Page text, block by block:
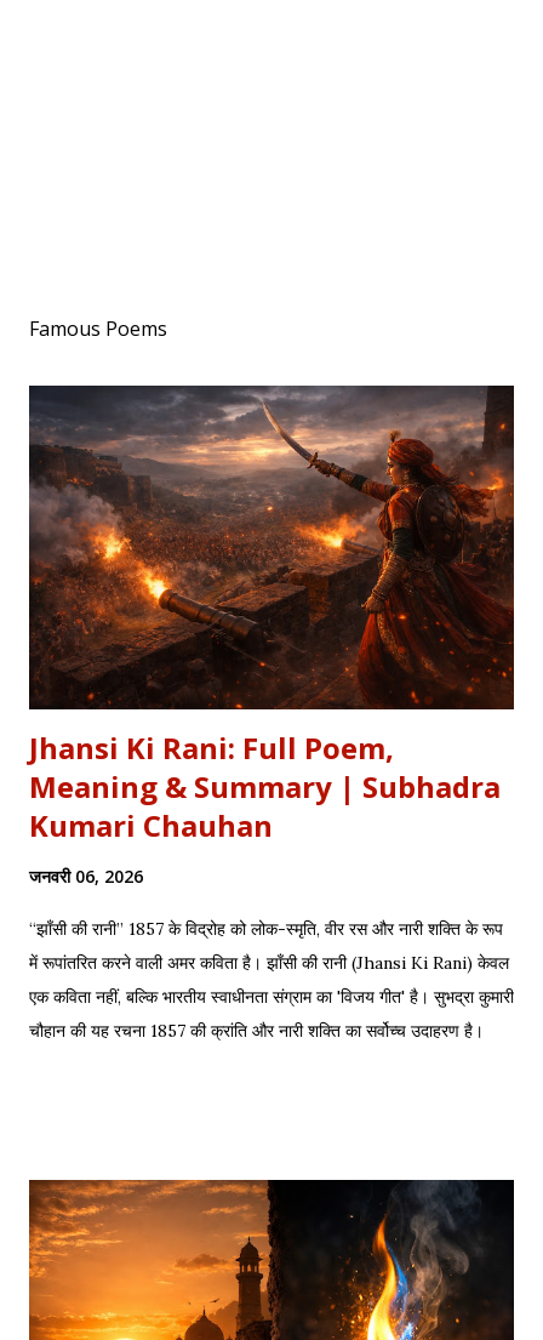
Famous Poems
Jhansi Ki Rani: Full Poem,
Meaning & Summary | Subhadra
Kumari Chauhan
जनवरी 06, 2026
“झाँसी की रानी” 1857 के विद्रोह को लोक-स्मृति, वीर रस और नारी शक्ति के रूप
में रूपांतरित करने वाली अमर कविता है। झाँसी की रानी (Jhansi Ki Rani) केवल
एक कविता नहीं, बल्कि भारतीय स्वाधीनता संग्राम का 'विजय गीत' है। सुभद्रा कुमारी
चौहान की यह रचना 1857 की क्रांति और नारी शक्ति का सर्वोच्च उदाहरण है।
अपनी इच्छा से विद्रोह किया और इतिहास बदल दिया, ठीक वैसे ही जैसे हमने कुछ
औरतों की विद्रोही कहानियों में पढ़ा है। Exam Relevance (UPSC / NET
/ Academic) विषय: 1857 का स्वतंत्रता संग्राम (History) साहित्य: वीर रस
और राष्ट्रीय सांस्कृतिक काव्यधारा (Hindi Literature) महत्व: ...